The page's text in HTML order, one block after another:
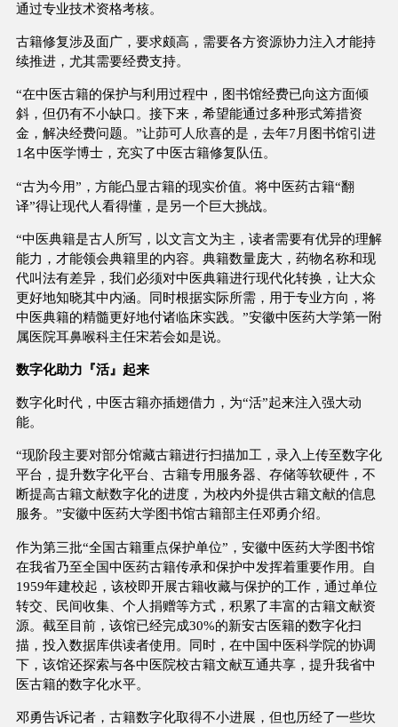
通过专业技术资格考核。
古籍修复涉及面广，要求颇高，需要各方资源协力注入才能持
续推进，尤其需要经费支持。
“在中医古籍的保护与利用过程中，图书馆经费已向这方面倾
斜，但仍有不小缺口。接下来，希望能通过多种形式筹措资
金，解决经费问题。”让茆可人欣喜的是，去年7月图书馆引进
1名中医学博士，充实了中医古籍修复队伍。
“古为今用”，方能凸显古籍的现实价值。将中医药古籍“翻
译”得让现代人看得懂，是另一个巨大挑战。
“中医典籍是古人所写，以文言文为主，读者需要有优异的理解
能力，才能领会典籍里的内容。典籍数量庞大，药物名称和现
代叫法有差异，我们必须对中医典籍进行现代化转换，让大众
更好地知晓其中内涵。同时根据实际所需，用于专业方向，将
中医典籍的精髓更好地付诸临床实践。”安徽中医药大学第一附
属医院耳鼻喉科主任宋若会如是说。
数字化助力『活』起来
数字化时代，中医古籍亦插翅借力，为“活”起来注入强大动
能。
“现阶段主要对部分馆藏古籍进行扫描加工，录入上传至数字化
平台，提升数字化平台、古籍专用服务器、存储等软硬件，不
断提高古籍文献数字化的进度，为校内外提供古籍文献的信息
服务。”安徽中医药大学图书馆古籍部主任邓勇介绍。
作为第三批“全国古籍重点保护单位”，安徽中医药大学图书馆
在我省乃至全国中医药古籍传承和保护中发挥着重要作用。自
1959年建校起，该校即开展古籍收藏与保护的工作，通过单位
转交、民间收集、个人捐赠等方式，积累了丰富的古籍文献资
源。截至目前，该馆已经完成30%的新安古医籍的数字化扫
描，投入数据库供读者使用。同时，在中国中医科学院的协调
下，该馆还探索与各中医院校古籍文献互通共享，提升我省中
医古籍的数字化水平。
邓勇告诉记者，古籍数字化取得不小进展，但也历经了一些坎